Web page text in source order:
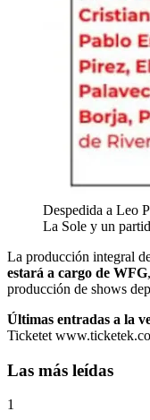
Despedida a Leo
La Sole y un
La producción integral
estará a cargo de WFG
producción de shows
Últimas entradas a la
Ticketet
Las más leídas
1